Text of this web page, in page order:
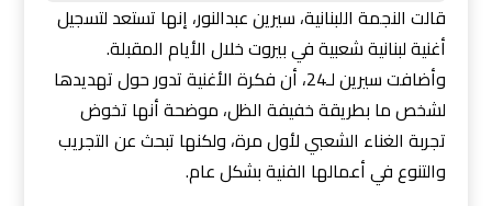
قالت النجمة اللبنانية، سيرين عبدالنور، إنها تستعد لتسجيل
أغنية لبنانية شعبية في بيروت خلال الأيام المقبلة.
وأضافت سيرين لـ24، أن فكرة الأغنية تدور حول تهديدها
لشخص ما بطريقة خفيفة الظل، موضحة أنها تخوض
تجربة الغناء الشعبي لأول مرة، ولكنها تبحث عن التجريب
والتنوع في أعمالها الفنية بشكل عام.